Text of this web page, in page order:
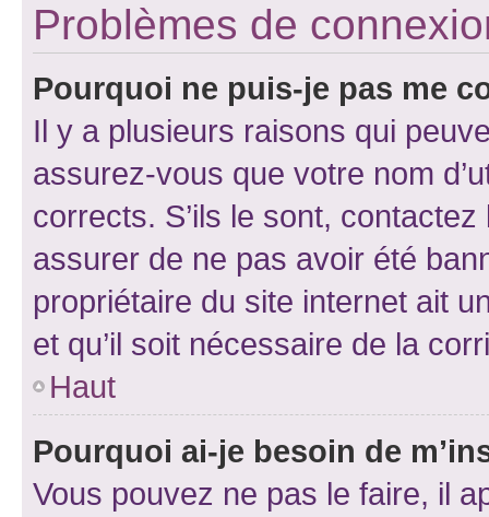
Problèmes de
Pourquoi ne puis-je pas me
Il y a plusieurs raisons qui
assurez-vous que votre nom
corrects. S’ils le sont,
assurer de ne pas avoir été
propriétaire du site internet ait
et qu’il soit nécessaire de la
Haut
Pourquoi ai-je besoin de
Vous pouvez ne pas le faire, il